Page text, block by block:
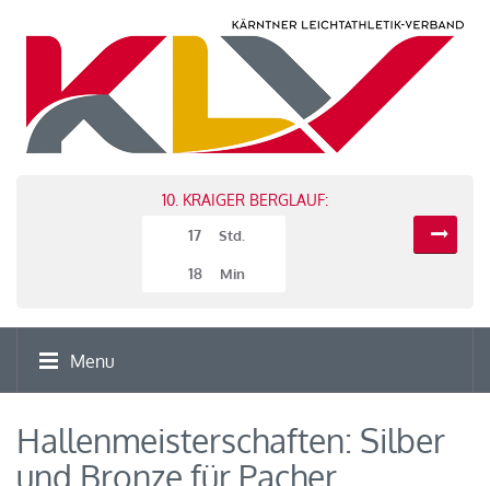
10. KRAIGER BERGLAUF:
17
Std.
18 Min
Menu
Hallenmeisterschaften: Silber
und Bronze für Pacher